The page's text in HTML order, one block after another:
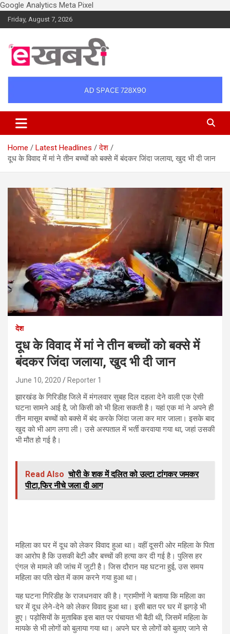
Google Analytics Meta Pixel
Skip
to
Friday, August 7, 2026
Ekhabri.com
Home Latest Headlines
देश
दूध के विवाद में मां ने तीन बच्चों को बक्से में बंदकर जिंदा जलाया, खुद भी दी जान
देश
दूध के विवाद में मां ने तीन बच्चों को बक्से में
बंदकर जिंदा जलाया, खुद भी दी जान
June 10, 2020 Reporter 1
झारखंड के गिरिडीह जिले में मंगलवार सुबह दिल दहला देने वाली एक ऐसी
घटना सामने आई है, जो किसी को भी हिला सकती है। यहां एक मां ने अपने ही
तीन मासूम बच्चों को बक्से में बंद करके जिंदा जला कर मार जाला। इसके बाद
खुद को भी आग लगा ली। उसे अस्पताल में भर्ती करवाया गया था, जहां उसकी
भी मौत हो गई है।
Read Also चोरी के शक में दलित को उल्टा टांगकर जमकर
पीटा,फिर नीचे जला दी आग
महिला का घर में दूध को लेकर विवाद हुआ था। वहीं दूसरी ओर महिला के पिता
का आरोप है कि उसकी बेटी और बच्चों की हत्या कर दी गई है। पुलिस हर
एंगल से मामले की जांच में जुटी है। जिस दौरान यह घटना हुई, उस समय
महिला का पति खेत में काम करने गया हुआ था।
यह घटना गिरिडीह के राजधनवार की है। ग्रामीणों ने बताया कि महिला का
घर में दूध लेने-देने को लेकर विवाद हुआ था। इसी बात पर घर में झगड़े भी
हुए। पड़ोसियों के मुताबिक इस बात पर पंचायत भी बैठी थी, जिसमें महिला के
मायके से भी लोगों को बुलाया गया था। अपने घर से लोगों को बुलाए जाने से